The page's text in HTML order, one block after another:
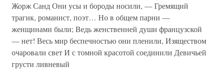
Жорж Санд Они усы и бороды носили, — Гремящий
трагик, романист, поэт… Но в общем парни —
женщинами были; Ведь женственней души французской
— нет! Весь мир беспечностью они пленили, Изяществом
очаровали свет И с томной красотой соединили Девичьей
грусти ливневый